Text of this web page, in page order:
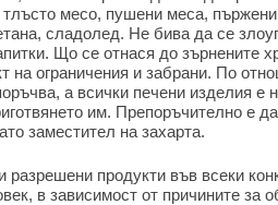
месо, пушени меса,
сладолед. Не бива да се
Що се отнася до зърнените
на ограничения и забрани. По
а всички печени изделия е
им. Препоръчително е
заместител на захарта.
разрешени продукти във всеки
в зависимост от причините за